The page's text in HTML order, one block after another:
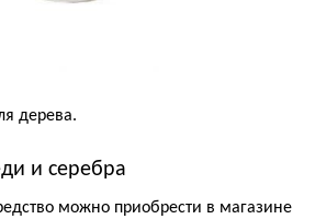
дерева.
и серебра
можно приобрести в магазине